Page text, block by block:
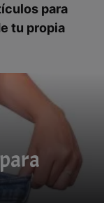
para
tu propia